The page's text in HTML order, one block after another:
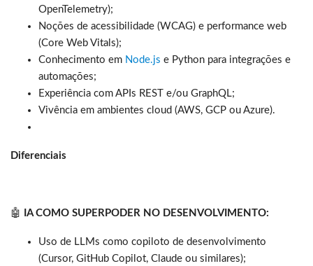
OpenTelemetry);
Noções de acessibilidade (WCAG) e performance web
(Core Web Vitals);
Conhecimento em Node.js e Python para integrações e
automações;
Experiência com APIs REST e/ou GraphQL;
Vivência em ambientes cloud (AWS, GCP ou Azure).
Diferenciais
🤖 IA COMO SUPERPODER NO DESENVOLVIMENTO:
Uso de LLMs como copiloto de desenvolvimento
(Cursor, GitHub Copilot, Claude ou similares);